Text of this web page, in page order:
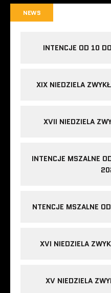
NEWS
INTENCJE OD 10
XIX NIEDZIELA
XVII NIEDZIELA
INTENCJE MSZALNE
NTENCJE MSZALNE
XVI NIEDZIELA
XV NIEDZIELA